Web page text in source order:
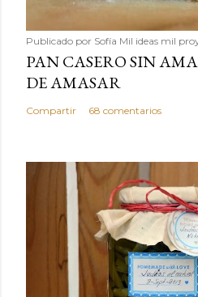
Publicado por Sofía Mil ideas mil
PAN CASERO SIN
DE AMASAR
Compartir 68 comentarios